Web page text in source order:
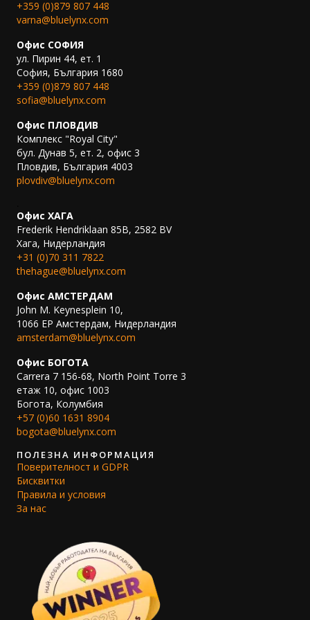
+359 (0)879 807 448
varna@bluelynx.com
Офис СОФИЯ
ул. Пирин 44, ет. 1
София, България 1680
+359 (0)879 807 448
sofia@bluelynx.com
Офис ПЛОВДИВ
Комплекс "Royal City"
бул. Дунав 5, ет. 2, офис 3
Пловдив, България 4003
plovdiv@bluelynx.com
Офис ХАГА
Frederik Hendriklaan 85B, 2582 BV
Хага, Нидерландия
+31 (0)70 311 7822
thehague@bluelynx.com
Офис АМСТЕРДАМ
John M. Keynesplein 10,
1066 EP Амстердам, Нидерландия
amsterdam@bluelynx.com
Офис БОГОТА
Carrera 7 156-68, North Point Torre 3
етаж 10, офис 1003
Богота, Колумбия
+57 (0)60 1631 8904
bogota@bluelynx.com
ПОЛЕЗНА ИНФОРМАЦИЯ
Поверителност и GDPR
Бисквитки
Правила и условия
За нас